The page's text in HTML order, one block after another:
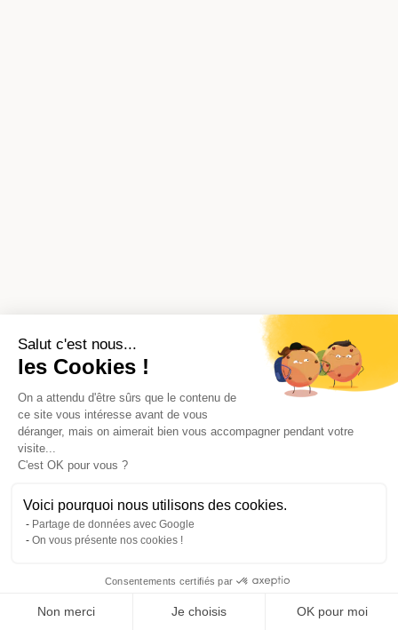
Salut c'est nous...
les Cookies !
On a attendu d'être sûrs que le contenu de
ce site vous intéresse avant de vous
déranger, mais on aimerait bien vous accompagner pendant votre
visite...
C'est OK pour vous ?
Voici pourquoi nous utilisons des cookies.
Partage de données avec Google
On vous présente nos cookies !
Consentements certifiés par
Non merci Je choisis OK pour moi